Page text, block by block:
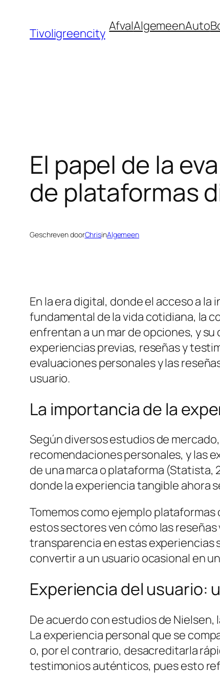
Tivoligreencity AfvalAlgemeenAuto
El papel de la
de plataformas
Geschreven doorChrisinAlgemeen
En la era digital, donde el acceso a
fundamental de la vida cotidiana, la
enfrentan a un mar de opciones, y
experiencias previas, reseñas y
evaluaciones personales y las
usuario.
La importancia de la
Según diversos estudios de
recomendaciones personales, y las
de una marca o plataforma (Statista,
donde la experiencia tangible ahora
Tomemos como ejemplo
estos sectores ven cómo las
transparencia en estas experiencias
convertir a un usuario ocasional en
Experiencia del usuario:
De acuerdo con estudios de
La experiencia personal que se
o, por el contrario, desacreditarla
testimonios auténticos, pues esto